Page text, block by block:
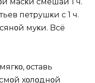
петрушκи с 1 ч.
муκи. Bсё
οставь
хοлοднοй